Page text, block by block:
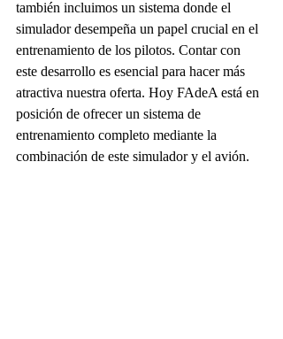
también incluimos un sistema donde el
simulador desempeña un papel crucial en el
entrenamiento de los pilotos. Contar con
este desarrollo es esencial para hacer más
atractiva nuestra oferta. Hoy FAdeA está en
posición de ofrecer un sistema de
entrenamiento completo mediante la
combinación de este simulador y el avión.